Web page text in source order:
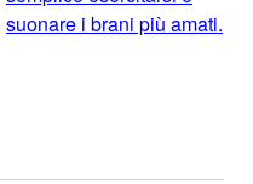
suonare i brani più amati.